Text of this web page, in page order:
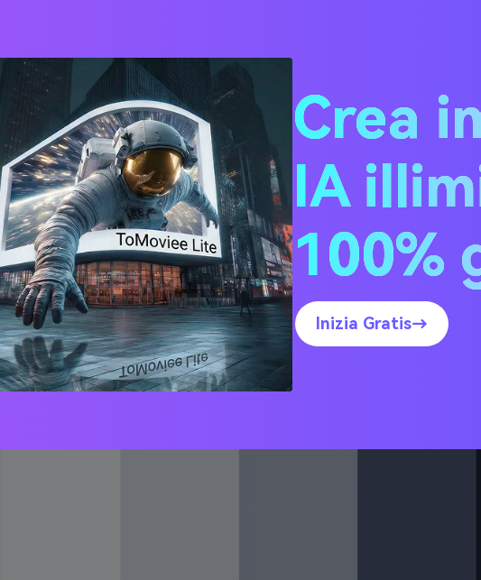
sobria, un solo tocco di ciano, corallo, lime o metallico può attirare
all’istante.
20+ Idee di Palette di Colori
(con Codici HEX)
1) Scia d’Argento
Crea
IA
100%
Inizia Gratis→